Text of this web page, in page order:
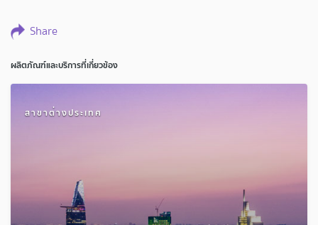
Share
ผลิตภัณฑ์และบริการที่เกี่ยวข้อง
สาขาต่างประเทศ